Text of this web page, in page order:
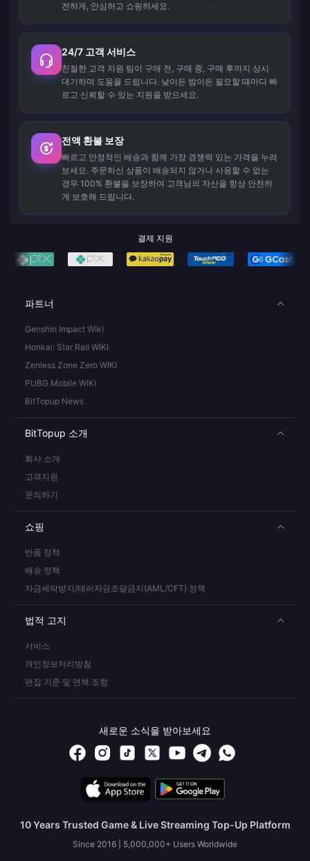
전하게, 안심하고 쇼핑하세요.
24/7 고객 서비스
친절한 고객 지원 팀이 구매 전, 구매 중, 구매 후까지 상시
대기하며 도움을 드립니다. 낮이든 밤이든 필요할 때마다 빠
르고 신뢰할 수 있는 지원을 받으세요.
전액 환불 보장
빠르고 안정적인 배송과 함께 가장 경쟁력 있는 가격을 누려
보세요. 주문하신 상품이 배송되지 않거나 사용할 수 없는
경우 100% 환불을 보장하여 고객님의 자산을 항상 안전하
게 보호해 드립니다.
결제 지원
파트너
Genshin Impact Wiki
Honkai: Star Rail WIKI
Zenless Zone Zero WIKI
PUBG Mobile WIKI
BitTopup News
BitTopup 소개
회사 소개
고객지원
문의하기
쇼핑
반품 정책
배송 정책
자금세탁방지/테러자금조달금지(AML/CFT) 정책
법적 고지
서비스
개인정보처리방침
편집 기준 및 면책 조항
새로운 소식을 받아보세요
10 Years Trusted Game & Live Streaming Top-Up Platform
Since 2016 | 5,000,000+ Users Worldwide